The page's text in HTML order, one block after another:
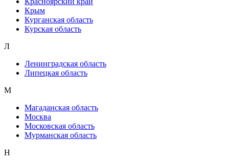
Крым
Курганская область
Курская область
Л
Ленинградская область
Липецкая область
М
Магаданская область
Москва
Московская область
Мурманская область
Н